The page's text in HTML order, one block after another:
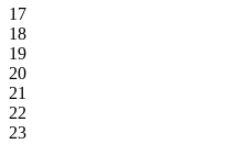
17
18
19
20
21
22
23